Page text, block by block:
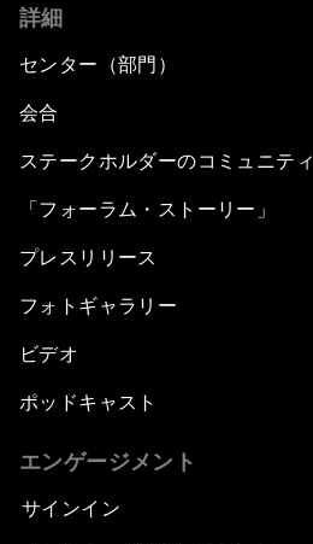
詳細
センター（部門）
会合
ステークホルダーのコミュニティ
「フォーラム・ストーリー」
プレスリリース
フォトギャラリー
ビデオ
ポッドキャスト
エンゲージメント
サインイン